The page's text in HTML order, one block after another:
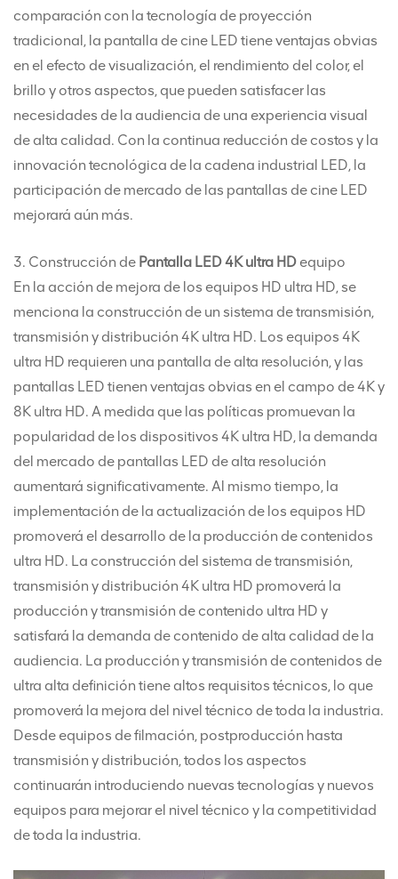
comparación con la tecnología de proyección
tradicional, la pantalla de cine LED tiene ventajas obvias
en el efecto de visualización, el rendimiento del color, el
brillo y otros aspectos, que pueden satisfacer las
necesidades de la audiencia de una experiencia visual
de alta calidad. Con la continua reducción de costos y la
innovación tecnológica de la cadena industrial LED, la
participación de mercado de las pantallas de cine LED
mejorará aún más.
3. Construcción de Pantalla LED 4K ultra HD equipo
En la acción de mejora de los equipos HD ultra HD, se
menciona la construcción de un sistema de transmisión,
transmisión y distribución 4K ultra HD. Los equipos 4K
ultra HD requieren una pantalla de alta resolución, y las
pantallas LED tienen ventajas obvias en el campo de 4K y
8K ultra HD. A medida que las políticas promuevan la
popularidad de los dispositivos 4K ultra HD, la demanda
del mercado de pantallas LED de alta resolución
aumentará significativamente. Al mismo tiempo, la
implementación de la actualización de los equipos HD
promoverá el desarrollo de la producción de contenidos
ultra HD. La construcción del sistema de transmisión,
transmisión y distribución 4K ultra HD promoverá la
producción y transmisión de contenido ultra HD y
satisfará la demanda de contenido de alta calidad de la
audiencia. La producción y transmisión de contenidos de
ultra alta definición tiene altos requisitos técnicos, lo que
promoverá la mejora del nivel técnico de toda la industria.
Desde equipos de filmación, postproducción hasta
transmisión y distribución, todos los aspectos
continuarán introduciendo nuevas tecnologías y nuevos
equipos para mejorar el nivel técnico y la competitividad
de toda la industria.